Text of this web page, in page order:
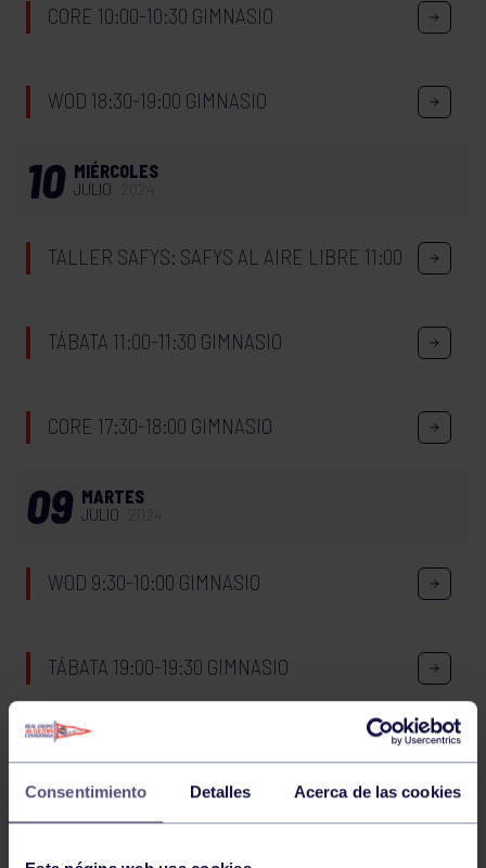
Consentimiento Detalles Acerca de las cookies
CORE 10:00-10:30 GIMNASIO
WOD 18:30-19:00 GIMNASIO
10 MIÉRCOLES
JULIO
TALLER SAFYS: SAFYS AL AIRE LIBRE 11:00
TÁBATA 11:00-11:30 GIMNASIO
CORE 17:30-18:00 GIMNASIO
09 MARTES
JULIO
WOD 9:30-10:00 GIMNASIO
TÁBATA 19:00-19:30 GIMNASIO
08 LUNES
CORE 11:00-11:30 GIMNASIO